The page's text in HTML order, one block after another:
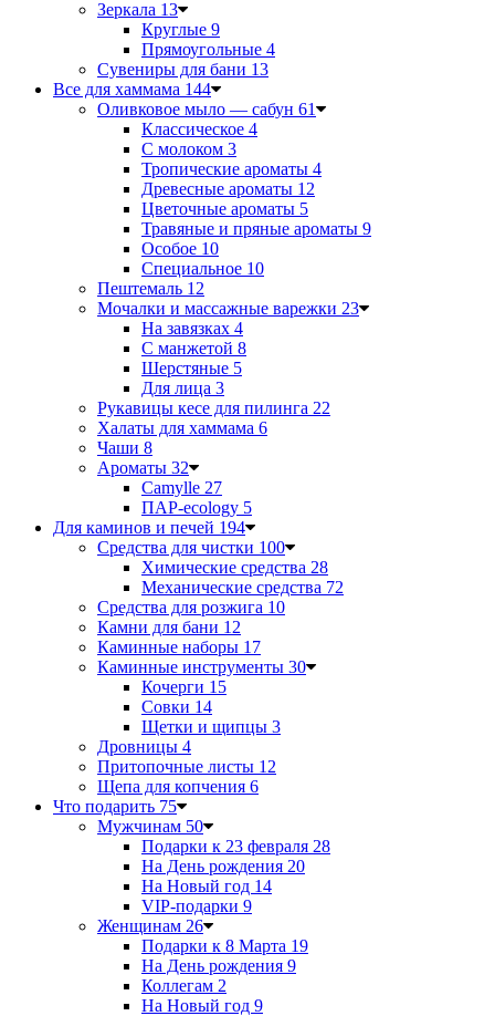
Зеркала 13
Круглые 9
Прямоугольные 4
Сувениры для бани 13
Все для хаммама 144
Оливковое мыло — сабун 61
Классическое 4
С молоком 3
Тропические ароматы 4
Древесные ароматы 12
Цветочные ароматы 5
Травяные и пряные ароматы 9
Особое 10
Специальное 10
Пештемаль 12
Мочалки и массажные варежки 23
На завязках 4
С манжетой 8
Шерстяные 5
Для лица 3
Рукавицы кесе для пилинга 22
Халаты для хаммама 6
Чаши 8
Ароматы 32
Camylle 27
ПАР-ecology 5
Для каминов и печей 194
Средства для чистки 100
Химические средства 28
Механические средства 72
Средства для розжига 10
Камни для бани 12
Каминные наборы 17
Каминные инструменты 30
Кочерги 15
Совки 14
Щетки и щипцы 3
Дровницы 4
Притопочные листы 12
Щепа для копчения 6
Что подарить 75
Мужчинам 50
Подарки к 23 февраля 28
На День рождения 20
На Новый год 14
VIP-подарки 9
Женщинам 26
Подарки к 8 Марта 19
На День рождения 9
Коллегам 2
На Новый год 9